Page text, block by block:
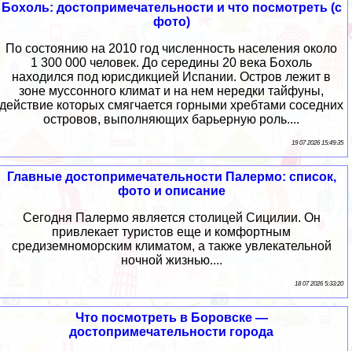
Бохоль: достопримечательности и что посмотреть (с
фото)
По состоянию на 2010 год численность населения около
1 300 000 человек. До середины 20 века Бохоль
находился под юрисдикцией Испании. Остров лежит в
зоне муссонного климат и на нем нередки тайфуны,
действие которых смягчается горными хребтами соседних
островов, выполняющих барьерную роль....
19 07 2026 15:49:35
Главные достопримечательности Палермо: список,
фото и описание
Сегодня Палермо является столицей Сицилии. Он
привлекает туристов еще и комфортным
средиземноморским климатом, а также увлекательной
ночной жизнью....
18 07 2026 5:33:20
Что посмотреть в Боровске —
достопримечательности города